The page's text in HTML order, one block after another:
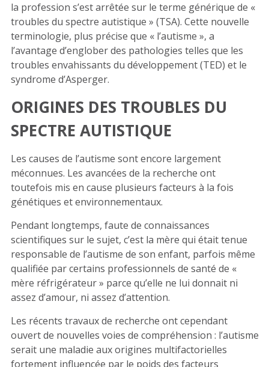
la profession s’est arrêtée sur le terme générique de «
troubles du spectre autistique » (TSA). Cette nouvelle
terminologie, plus précise que « l’autisme », a
l’avantage d’englober des pathologies telles que les
troubles envahissants du développement (TED) et le
syndrome d’Asperger.
ORIGINES DES TROUBLES DU
SPECTRE AUTISTIQUE
Les causes de l’autisme sont encore largement
méconnues. Les avancées de la recherche ont
toutefois mis en cause plusieurs facteurs à la fois
génétiques et environnementaux.
Pendant longtemps, faute de connaissances
scientifiques sur le sujet, c’est la mère qui était tenue
responsable de l’autisme de son enfant, parfois même
qualifiée par certains professionnels de santé de «
mère réfrigérateur » parce qu’elle ne lui donnait ni
assez d’amour, ni assez d’attention.
Les récents travaux de recherche ont cependant
ouvert de nouvelles voies de compréhension : l’autisme
serait une maladie aux origines multifactorielles
fortement influencée par le poids des facteurs